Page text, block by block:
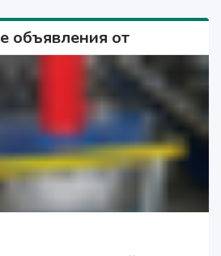
объявления от
885 500 сўм
49 900 $
904 000 сўм
546 000 сўм
1 171 500 сўм
885 500 сўм
49 900 $